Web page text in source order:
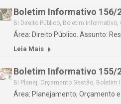
Boletim Informativo 156/
BI Direito Público, Boletim Informativo,
Área: Direito Público. Assunto:
Leia Mais
Boletim Informativo 155/
BI Planej. Orçamento Gestão, Boletim
Área: Planejamento, Orçamento e